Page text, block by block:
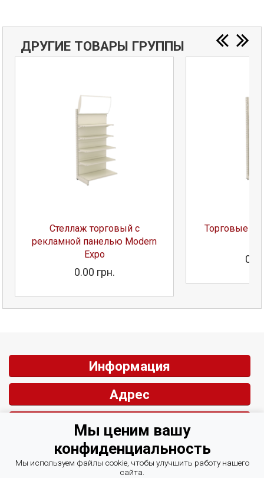
ДРУГИЕ ТОВАРЫ ГРУППЫ
Стеллаж торговый с
рекламной панелью Modern
Expo
0.00 грн.
Торговые
Информация
Адрес
Обратная связь
Мы ценим вашу
конфиденциальность
Мы используем файлы cookie, чтобы улучшить работу нашего
сайта.